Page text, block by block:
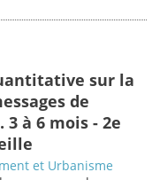
sur la
de
à 6 mois - 2e
et Urbanisme